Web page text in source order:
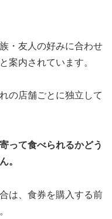
・友人の好みに合わせ
案内されています。
の店舗ごとに独立して
って食べられるかどう
。
は、食券を購入する前